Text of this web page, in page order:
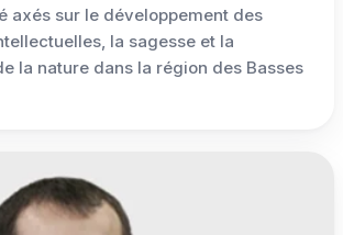
axés sur le développement des
la sagesse et la
la nature dans la région des Basses